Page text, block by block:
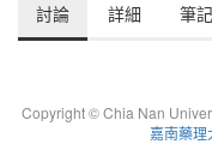
討論 詳細 筆記
Copyright © Chia Nan
嘉南藥理